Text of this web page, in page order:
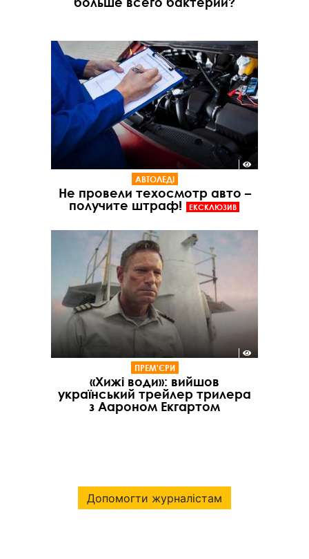
АВТОЛЕДІ
Не провели техосмотр авто –
получите штраф!
ЕКСКЛЮЗИВ
ПРЕМ'ЄРИ
«Хижі води»: вийшов
український трейлер трилера
з Аароном Екгартом
Допомогти журналістам